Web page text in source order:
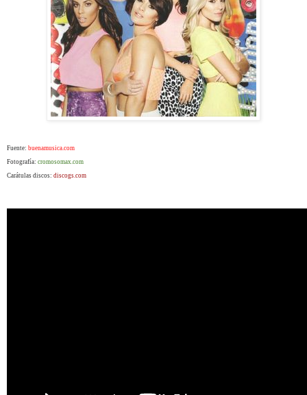
Fuente: buenamusica.com
Fotografía: cromosomax.com
Carátulas discos: discogs.com